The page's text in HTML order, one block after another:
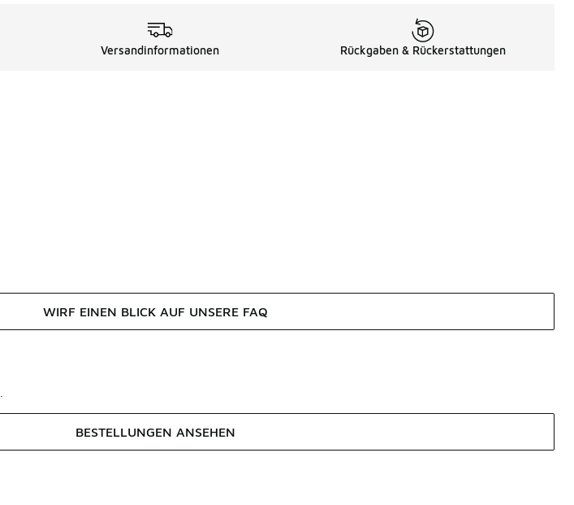
Versandinformationen Rückgaben & Rückerstattungen
WIRF EINEN BLICK AUF UNSERE FAQ
BESTELLUNGEN ANSEHEN